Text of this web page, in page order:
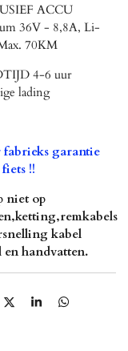
ACCU
36V - 8,8A, Li-
70KM
4-6 uur
lading
fabrieks garantie
!!
niet op
kabel
en handvatten.
D
S
D